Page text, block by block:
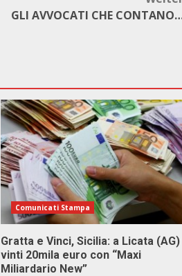
GLI AVVOCATI CHE
Comunicati Stampa
Gratta e Vinci, Sicilia: a Licata (AG)
vinti 20mila euro con “Maxi
Miliardario New”